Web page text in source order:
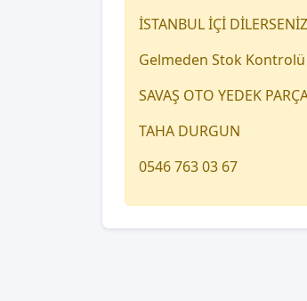
İSTANBUL İÇİ
Gelmeden Stok Kontrolü
SAVAŞ OTO YEDEK
TAHA DURGUN
0546 763 03 67